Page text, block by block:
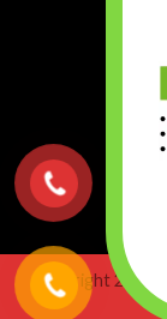
Copyright 2026 ©